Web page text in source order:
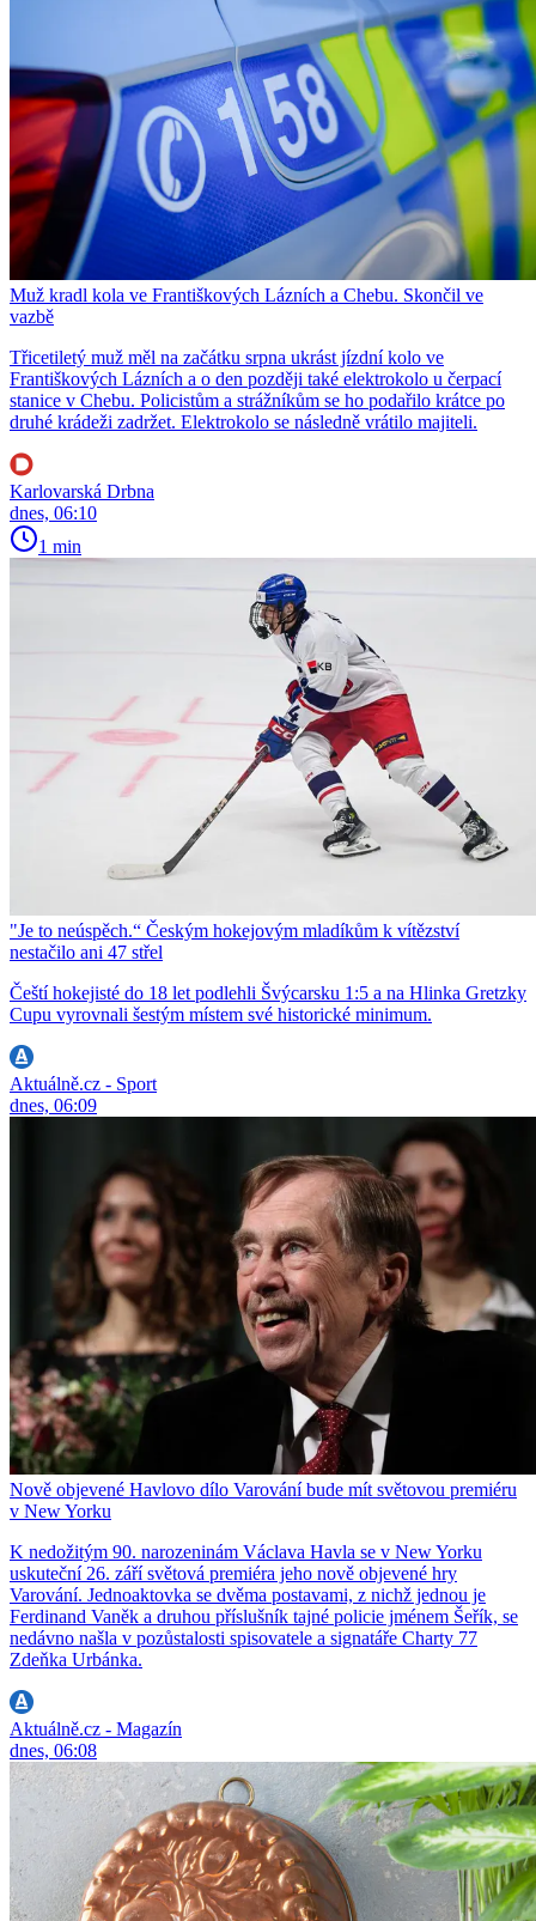
Muž kradl kola ve Františkových Lázních a Chebu. Skončil ve
vazbě
Třicetiletý muž měl na začátku srpna ukrást jízdní kolo ve
Františkových Lázních a o den později také elektrokolo u čerpací
stanice v Chebu. Policistům a strážníkům se ho podařilo krátce po
druhé krádeži zadržet. Elektrokolo se následně vrátilo majiteli.
Karlovarská Drbna
dnes, 06:10
1 min
"Je to neúspěch.“ Českým hokejovým mladíkům k vítězství
nestačilo ani 47 střel
Čeští hokejisté do 18 let podlehli Švýcarsku 1:5 a na Hlinka Gretzky
Cupu vyrovnali šestým místem své historické minimum.
Aktuálně.cz - Sport
dnes, 06:09
Nově objevené Havlovo dílo Varování bude mít světovou premiéru
v New Yorku
K nedožitým 90. narozeninám Václava Havla se v New Yorku
uskuteční 26. září světová premiéra jeho nově objevené hry
Varování. Jednoaktovka se dvěma postavami, z nichž jednou je
Ferdinand Vaněk a druhou příslušník tajné policie jménem Šeřík, se
nedávno našla v pozůstalosti spisovatele a signatáře Charty 77
Zdeňka Urbánka.
Aktuálně.cz - Magazín
dnes, 06:08